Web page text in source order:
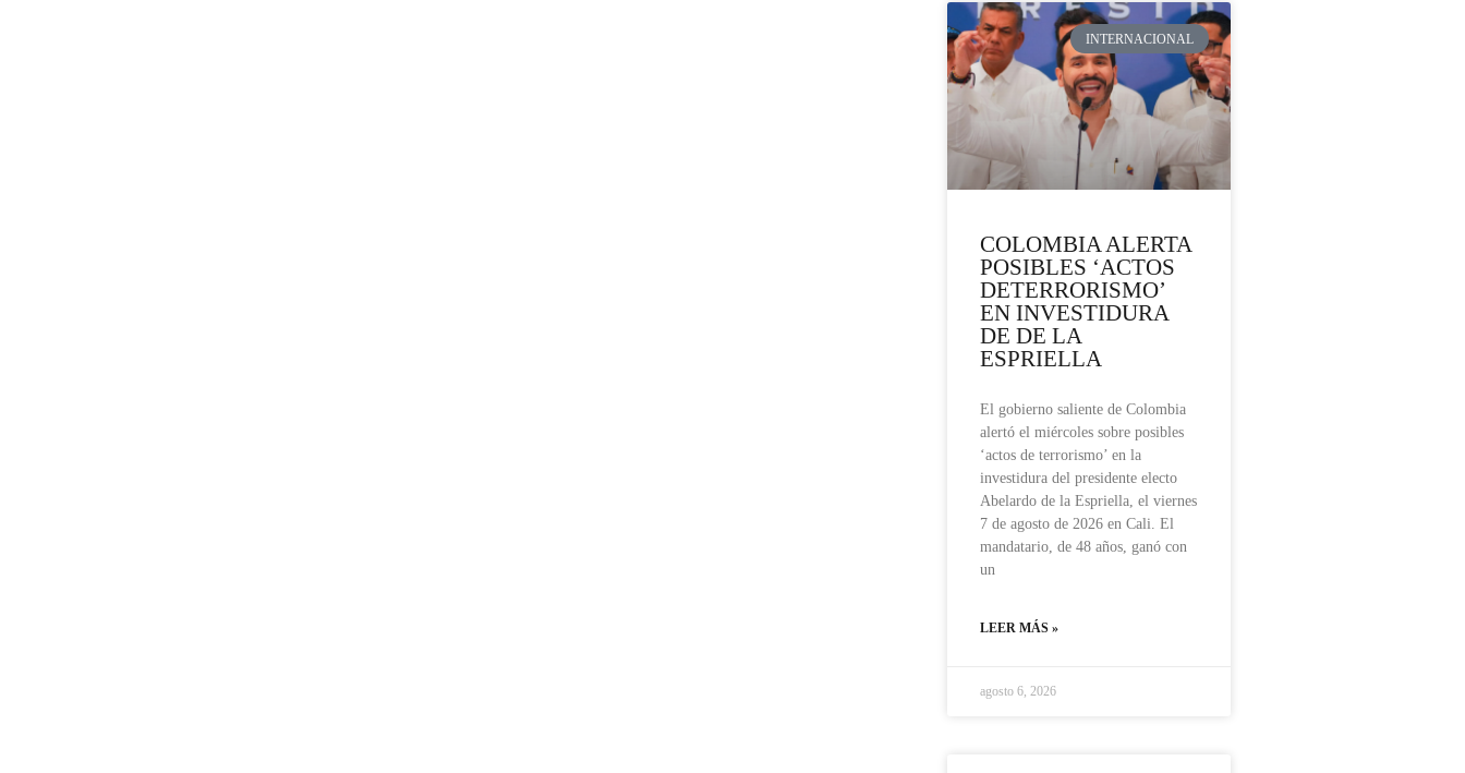
INTERNACIONAL
COLOMBIA ALERTA
POSIBLES ‘ACTOS
DETERRORISMO’
EN INVESTIDURA
DE DE LA
ESPRIELLA
El gobierno saliente de Colombia
alertó el miércoles sobre posibles
‘actos de terrorismo’ en la
investidura del presidente electo
Abelardo de la Espriella, el viernes
7 de agosto de 2026 en Cali. El
mandatario, de 48 años, ganó con
un
LEER MÁS »
agosto 6, 2026